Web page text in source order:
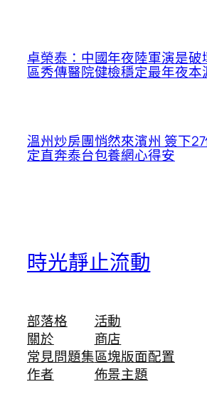
卓榮泰：中國年夜陸軍演是破
區秀傳醫院健檢穩定最年夜本
溫州炒房團悄然來濱州 簽下
定直奔泰台包養網心得安
時光靜止流動
部落格
關於
常見問題集
作者
活動
商店
區塊版面配置
佈景主題